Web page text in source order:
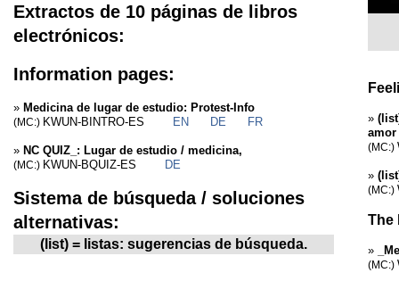
Extractos de 10 páginas de libros
electrónicos:
Information pages:
» Medicina de lugar de estudio: Protest-Info
(MC:) KWUN-BINTRO-ES EN DE FR
» NC QUIZ_: Lugar de estudio / medicina,
(MC:) KWUN-BQUIZ-ES DE
Sistema de búsqueda / soluciones
alternativas:
(list) = listas: sugerencias de búsqueda.
»
amor
(MC:)
»
(MC:)
The
»
(MC:)